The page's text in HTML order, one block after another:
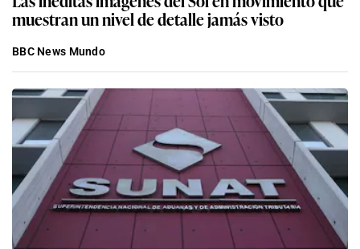
muestran un nivel de detalle jamás visto
BBC News Mundo